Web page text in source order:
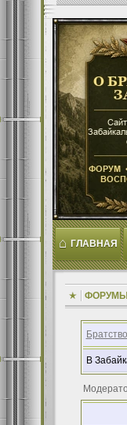
⌂ ГЛАВНАЯ
ФОРУМЫ
В